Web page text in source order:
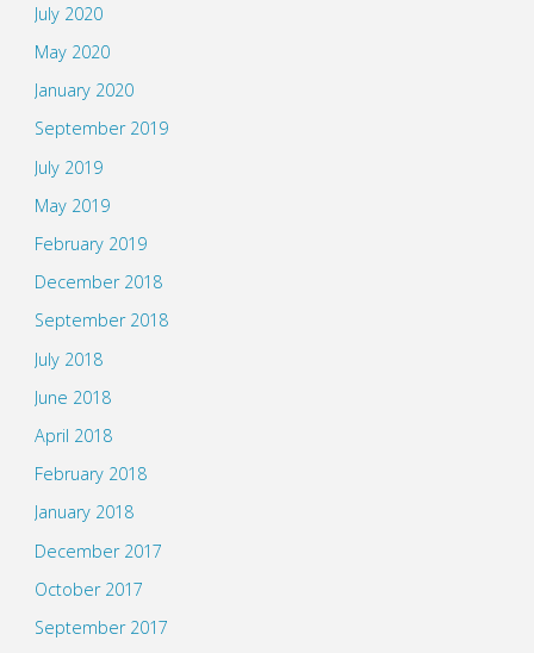
July 2020
May 2020
January 2020
September 2019
July 2019
May 2019
February 2019
December 2018
September 2018
July 2018
June 2018
April 2018
February 2018
January 2018
December 2017
October 2017
September 2017